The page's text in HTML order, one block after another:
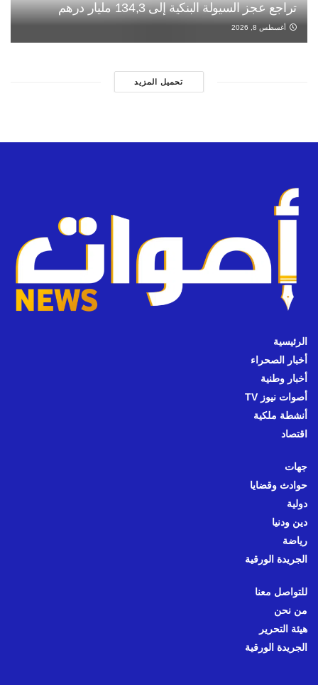
تراجع عجز السيولة البنكية إلى 134,3 مليار درهم
أغسطس 8, 2026
تحميل المزيد
الرئيسية
أخبار الصحراء
أخبار وطنية
أصوات نيوز TV
أنشطة ملكية
اقتصاد
جهات
حوادث وقضايا
دولية
دين ودنيا
رياضة
الجريدة الورقية
للتواصل معنا
من نحن
هيئة التحرير
الجريدة الورقية